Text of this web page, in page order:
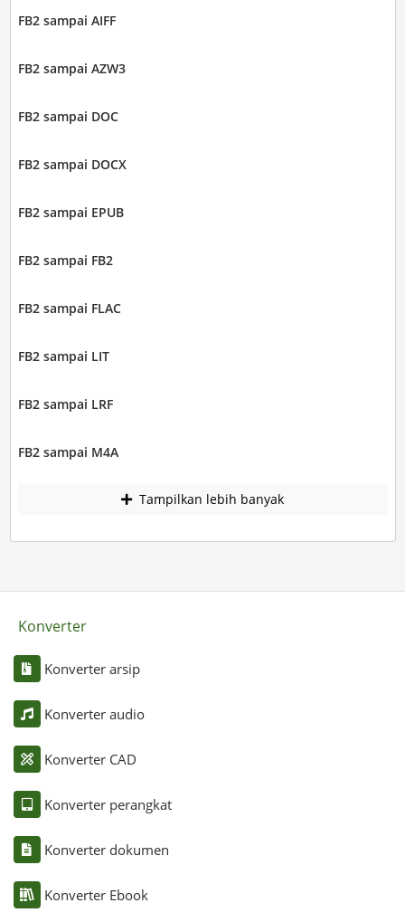
FB2 sampai AIFF
FB2 sampai AZW3
FB2 sampai DOC
FB2 sampai DOCX
FB2 sampai EPUB
FB2 sampai FB2
FB2 sampai FLAC
FB2 sampai LIT
FB2 sampai LRF
FB2 sampai M4A
Tampilkan lebih banyak
Konverter
Konverter arsip
Konverter audio
Konverter CAD
Konverter perangkat
Konverter dokumen
Konverter Ebook